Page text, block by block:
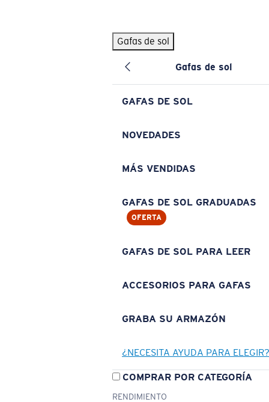
Gafas de sol
Gafas de sol
GAFAS DE SOL
NOVEDADES
MÁS VENDIDAS
GAFAS DE SOL GRADUADAS
OFERTA
GAFAS DE SOL PARA LEER
ACCESORIOS PARA GAFAS
GRABA SU ARMAZÓN
¿NECESITA AYUDA PARA ELEGIR?
COMPRAR POR CATEGORÍA
RENDIMIENTO
BÚSQUEDAS POPULARES
Pilothouse PRO Limited Edition Pack Exclusivo
Gafas de sol personalizadas
Los más vendidos de gafas de sol